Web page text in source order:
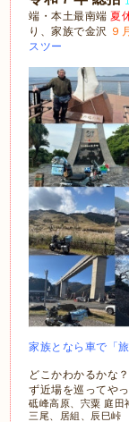
端・本土最南端夏
り、家族で金沢 ９月
スツー
家族となら車で「
どこかわかるかな
ず近場を巡ってや
砥峰高原、宍粟 庭田
三尾、居組、辰巳峠